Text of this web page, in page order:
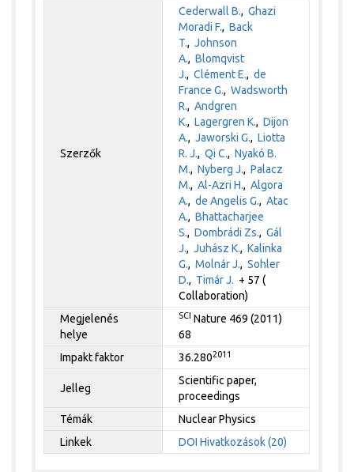
Szerzők
Cederwall B.,Ghazi
Moradi F.,Back
T.,Johnson
A.,Blomqvist
J.,Clément E.,de
France G.,Wadsworth
R.,Andgren
K.,Lagergren K.,Dijon
A.,Jaworski G.,Liotta
R. J.,Qi C.,Nyakó B.
M.,Nyberg J.,Palacz
M.,Al-Azri H.,Algora
A.,de Angelis G.,Atac
A.,Bhattacharjee
S.,Dombrádi Zs.,Gál
J.,Juhász K.,Kalinka
G.,Molnár J.,Sohler
D., Timár J. + 57 (
Collaboration)
Megjelenés
helye
SCI Nature 469 (2011)
68
Impakt faktor
36.2802011
Jelleg
Scientific paper,
proceedings
Témák
Nuclear Physics
Linkek
DOI Hivatkozások (20)